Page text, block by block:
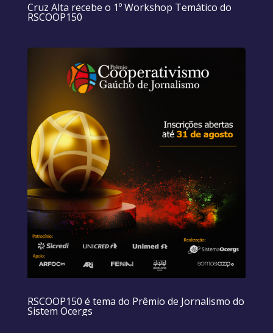
Cruz Alta recebe o 1º Workshop Temático do
RSCOOP150
RSCOOP150 é tema do Prêmio de Jornalismo do
Sistem Ocergs